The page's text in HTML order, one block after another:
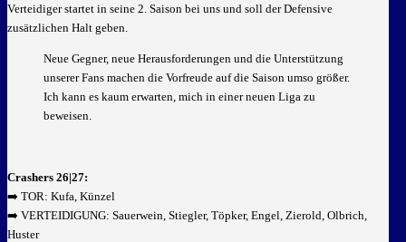
Verteidiger startet in seine 2. Saison bei uns und soll der Defensive
zusätzlichen Halt geben.
Neue Gegner, neue Herausforderungen und die Unterstützung
unserer Fans machen die Vorfreude auf die Saison umso größer.
Ich kann es kaum erwarten, mich in einer neuen Liga zu
beweisen.
Crashers 26|27:
➡️ TOR: Kufa, Künzel
➡️ VERTEIDIGUNG: Sauerwein, Stiegler, Töpker, Engel, Zierold, Olbrich,
Huster